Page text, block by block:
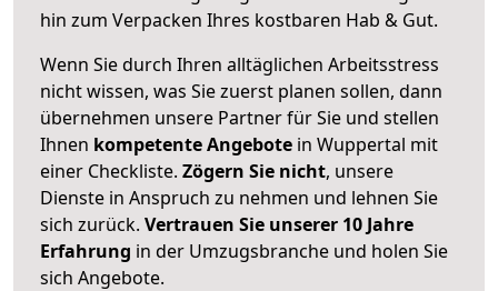
hin zum Verpacken Ihres kostbaren Hab & Gut.
Wenn Sie durch Ihren alltäglichen Arbeitsstress
nicht wissen, was Sie zuerst planen sollen, dann
übernehmen unsere Partner für Sie und stellen
Ihnen kompetente Angebote in Wuppertal mit
einer Checkliste. Zögern Sie nicht, unsere
Dienste in Anspruch zu nehmen und lehnen Sie
sich zurück. Vertrauen Sie unserer 10 Jahre
Erfahrung in der Umzugsbranche und holen Sie
sich Angebote.